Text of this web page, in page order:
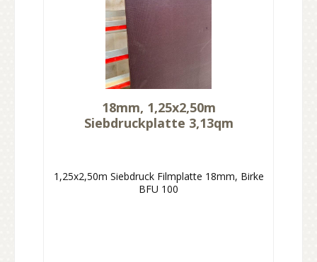
18mm, 1,25x2,50m
Siebdruckplatte 3,13qm
1,25x2,50m Siebdruck Filmplatte 18mm, Birke
BFU 100